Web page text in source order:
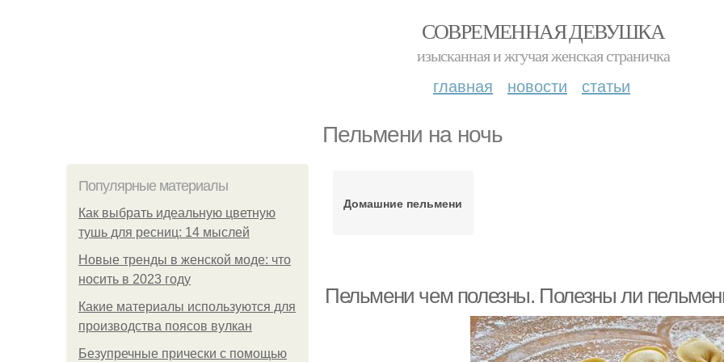
СОВРЕМЕННАЯ ДЕВУШКА
изысканная и жгучая женская страничка
главная новости статьи
Пельмени на ночь
Популярные материалы
Как выбрать идеальную цветную
тушь для ресниц: 14 мыслей
Новые тренды в женской моде: что
носить в 2023 году
Какие материалы используются для
производства поясов вулкан
Безупречные прически с помощью
Домашние пельмени
Пельмени чем полезны. Полезны ли